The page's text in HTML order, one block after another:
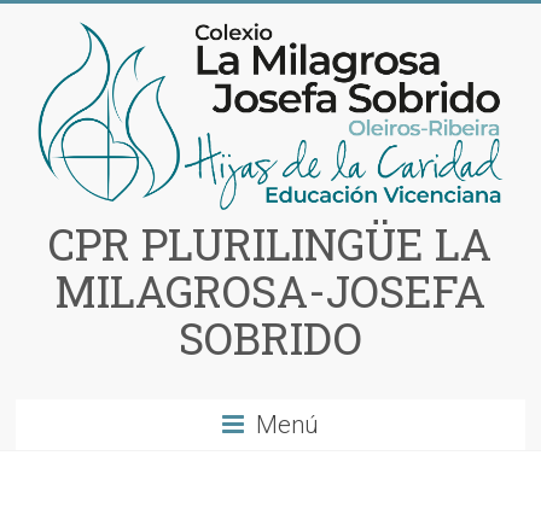
contenido
CPR PLURILINGÜE LA
MILAGROSA-JOSEFA
SOBRIDO
Menú